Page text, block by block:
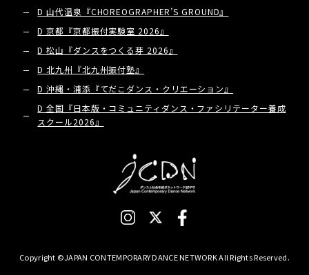
D 山代温泉『CHOREOGRAPHER’S GROUND』
D 京都『京都振付実験室 2026』
D 松山『ダンスをつくる芽 2026』
D 北九州『北九州振付塾』
D 沖縄・浦添『てだこダンス・クリエーション』
D 全国『日本版・コミュニティダンス・ファシリテーター養成
スクール2026』
Copyright ©JAPAN CONTEMPORARY DANCE NETWORK All Rights Reserved.